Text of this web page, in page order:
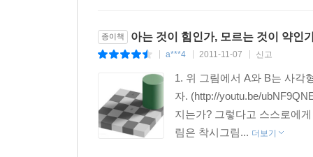
왜 우리의 뇌는 불가사의한 현상을 경험하도록
푸들 또는 테디베어를 발견한다. 패턴을 찾아내
때문인지를 알아내는 것도, 완벽한 동반자를
바스락거린다면, 바람 탓이라 생각하고 남는
때문이다. 이처럼 패턴을 찾아내는 능력은 인류의
종이책 아는 것이 힘인가, 모르는 것이 약인
a***4 2011-11-07 신고
1. 위 그림에서 A와 B는 사각
자. (http://youtu.be/
지는가? 그렇다고 스스로에
림은 착시그림... 더보기